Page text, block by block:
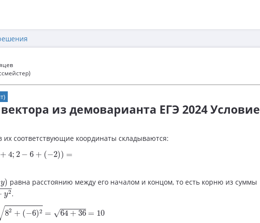
из демоварианта ЕГЭ 2024 Условие
их соответствующие координаты складываются:
+ 4; 2 − 6 + (−2)) =
− +( )) =( 8
y)
x;y )
равна расстоянию между его началом и концом, то есть корню из суммы
y2
2
.
82 + (−6)2 = √64 + 36 = 10
82+(−6)2=64